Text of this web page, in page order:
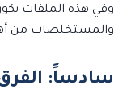
وفي هذه الملفات
والمستخلصات من
سادساً: الفرق